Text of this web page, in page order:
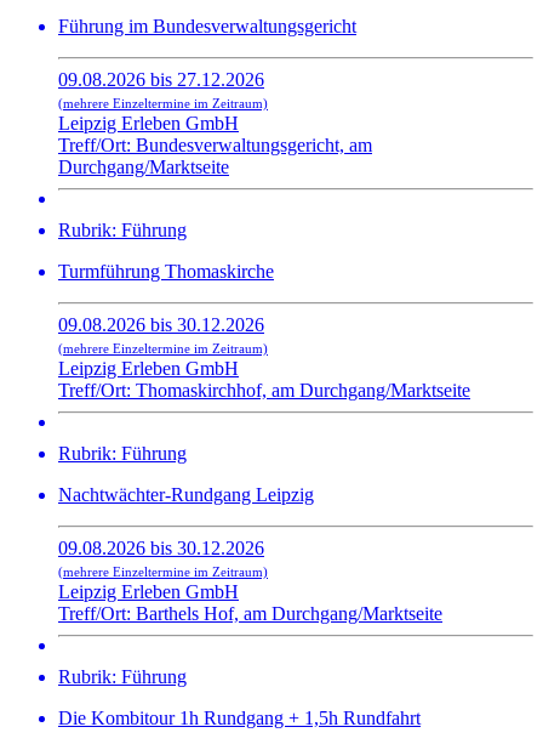
Führung im Bundesverwaltungsgericht
09.08.2026 bis 27.12.2026
(mehrere Einzeltermine im Zeitraum)
Leipzig Erleben GmbH
Treff/Ort: Bundesverwaltungsgericht, am
Durchgang/Marktseite
Rubrik: Führung
Turmführung Thomaskirche
09.08.2026 bis 30.12.2026
(mehrere Einzeltermine im Zeitraum)
Leipzig Erleben GmbH
Treff/Ort: Thomaskirchhof, am Durchgang/Marktseite
Rubrik: Führung
Nachtwächter-Rundgang Leipzig
09.08.2026 bis 30.12.2026
(mehrere Einzeltermine im Zeitraum)
Leipzig Erleben GmbH
Treff/Ort: Barthels Hof, am Durchgang/Marktseite
Rubrik: Führung
Die Kombitour 1h Rundgang + 1,5h Rundfahrt